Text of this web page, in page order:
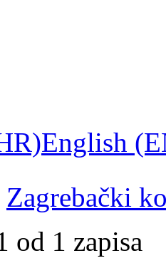
English
Zagrebački
od 1 zapisa